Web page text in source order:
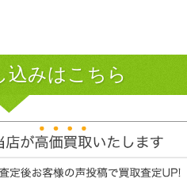
込みはこちら